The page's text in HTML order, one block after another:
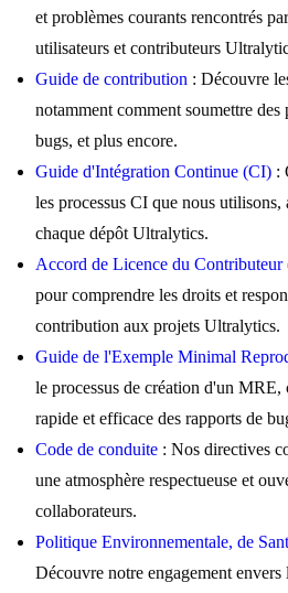
et problèmes courants rencontrés
utilisateurs et contributeurs
Guide de contribution : Découvre
notamment comment soumettre des
bugs, et plus encore.
Guide d'Intégration Continue (CI) :
les processus CI que nous
chaque dépôt Ultralytics.
Accord de Licence du
pour comprendre les droits et
contribution aux projets Ultralytics.
Guide de l'Exemple Minimal
le processus de création d'un
rapide et efficace des rapports de
Code de conduite : Nos directives
une atmosphère respectueuse et
collaborateurs.
Politique Environnementale, de
Découvre notre engagement